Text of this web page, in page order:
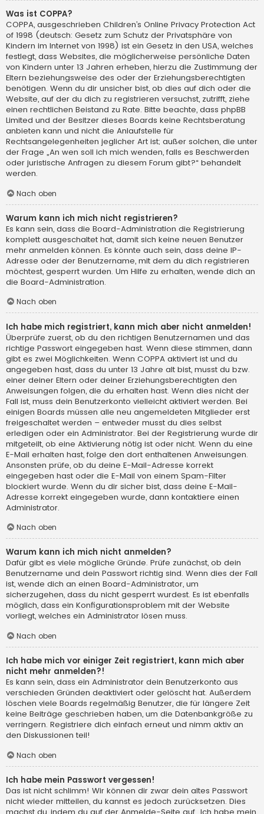
Was ist COPPA?
COPPA, ausgeschrieben Children’s Online Privacy Protection Act
of 1998 (deutsch: Gesetz zum Schutz der Privatsphäre von
Kindern im Internet von 1998) ist ein Gesetz in den USA, welches
festlegt, dass Websites, die möglicherweise persönliche Daten
von Kindern unter 13 Jahren erheben, hierzu die Zustimmung der
Eltern beziehungsweise des oder der Erziehungsberechtigten
benötigen. Wenn du dir unsicher bist, ob dies auf dich oder die
Website, auf der du dich zu registrieren versuchst, zutrifft, ziehe
einen rechtlichen Beistand zu Rate. Bitte beachte, dass phpBB
Limited und der Besitzer dieses Boards keine Rechtsberatung
anbieten kann und nicht die Anlaufstelle für
Rechtsangelegenheiten jeglicher Art ist; außer solchen, die unter
der Frage „An wen soll ich mich wenden, falls es Beschwerden
oder juristische Anfragen zu diesem Forum gibt?“ behandelt
werden.
Nach oben
Warum kann ich mich nicht registrieren?
Es kann sein, dass die Board-Administration die Registrierung
komplett ausgeschaltet hat, damit sich keine neuen Benutzer
mehr anmelden können. Es könnte auch sein, dass deine IP-
Adresse oder der Benutzername, mit dem du dich registrieren
möchtest, gesperrt wurden. Um Hilfe zu erhalten, wende dich an
die Board-Administration.
Nach oben
Ich habe mich registriert, kann mich aber nicht anmelden!
Überprüfe zuerst, ob du den richtigen Benutzernamen und das
richtige Passwort eingegeben hast. Wenn diese stimmen, dann
gibt es zwei Möglichkeiten. Wenn COPPA aktiviert ist und du
angegeben hast, dass du unter 13 Jahre alt bist, musst du bzw.
einer deiner Eltern oder deiner Erziehungsberechtigten den
Anweisungen folgen, die du erhalten hast. Wenn dies nicht der
Fall ist, muss dein Benutzerkonto vielleicht aktiviert werden. Bei
einigen Boards müssen alle neu angemeldeten Mitglieder erst
freigeschaltet werden – entweder musst du dies selbst
erledigen oder ein Administrator. Bei der Registrierung wurde dir
mitgeteilt, ob eine Aktivierung nötig ist oder nicht. Wenn du eine
E-Mail erhalten hast, folge den dort enthaltenen Anweisungen.
Ansonsten prüfe, ob du deine E-Mail-Adresse korrekt
eingegeben hast oder die E-Mail von einem Spam-Filter
blockiert wurde. Wenn du dir sicher bist, dass deine E-Mail-
Adresse korrekt eingegeben wurde, dann kontaktiere einen
Administrator.
Nach oben
Warum kann ich mich nicht anmelden?
Dafür gibt es viele mögliche Gründe. Prüfe zunächst, ob dein
Benutzername und dein Passwort richtig sind. Wenn dies der Fall
ist, wende dich an einen Board-Administrator, um
sicherzugehen, dass du nicht gesperrt wurdest. Es ist ebenfalls
möglich, dass ein Konfigurationsproblem mit der Website
vorliegt, welches ein Administrator lösen muss.
Nach oben
Ich habe mich vor einiger Zeit registriert, kann mich aber
nicht mehr anmelden?!
Es kann sein, dass ein Administrator dein Benutzerkonto aus
verschieden Gründen deaktiviert oder gelöscht hat. Außerdem
löschen viele Boards regelmäßig Benutzer, die für längere Zeit
keine Beiträge geschrieben haben, um die Datenbankgröße zu
verringern. Registriere dich einfach erneut und nimm aktiv an
den Diskussionen teil!
Nach oben
Ich habe mein Passwort vergessen!
Das ist nicht schlimm! Wir können dir zwar dein altes Passwort
nicht wieder mitteilen, du kannst es jedoch zurücksetzen. Dies